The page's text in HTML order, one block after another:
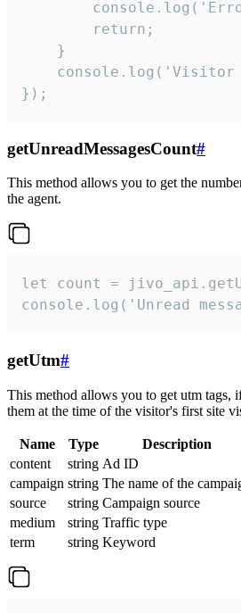
        return;
    }
});
getUnreadMessagesCount#
This method allows you to get the
the agent.
let count =
console.log('Unread
getUtm#
This method allows you to get utm tags,
them at the time of the visitor's first site
Name Type
Description
content
string Ad ID
campaign string The name of the
source
string Campaign source
medium
string Traffic type
term
string Keyword